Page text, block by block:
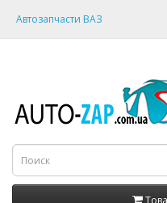
Автозапчасти ВАЗ